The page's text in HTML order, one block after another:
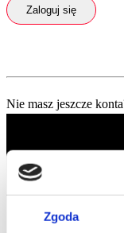
Zgoda
Zaloguj się
Nie masz jeszcze